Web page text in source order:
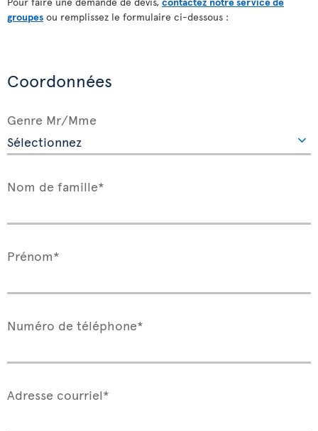
groupes ou remplissez le formulaire ci-dessous :
Coordonnées
Genre Mr/Mme
Nom de famille*
Prénom*
Numéro de téléphone*
Adresse courriel*